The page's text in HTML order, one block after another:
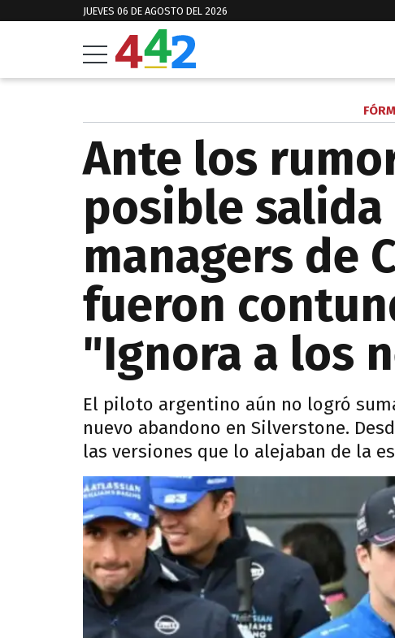
JUEVES 06 DE AGOSTO DEL 2026
Ante los
posible
managers de
fueron
"Ignora a los
El piloto argentino aún no logró
nuevo abandono en Silverstone.
las versiones que lo alejaban de la